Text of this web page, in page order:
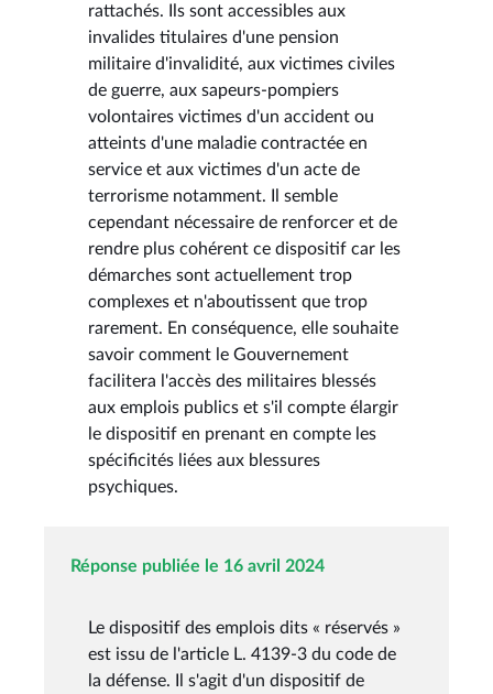
rattachés. Ils sont accessibles aux
invalides titulaires d'une pension
militaire d'invalidité, aux victimes civiles
de guerre, aux sapeurs-pompiers
volontaires victimes d'un accident ou
atteints d'une maladie contractée en
service et aux victimes d'un acte de
terrorisme notamment. Il semble
cependant nécessaire de renforcer et de
rendre plus cohérent ce dispositif car les
démarches sont actuellement trop
complexes et n'aboutissent que trop
rarement. En conséquence, elle souhaite
savoir comment le Gouvernement
facilitera l'accès des militaires blessés
aux emplois publics et s'il compte élargir
le dispositif en prenant en compte les
spécificités liées aux blessures
psychiques.
Réponse publiée le 16 avril 2024
Le dispositif des emplois dits « réservés »
est issu de l'article L. 4139-3 du code de
la défense. Il s'agit d'un dispositif de